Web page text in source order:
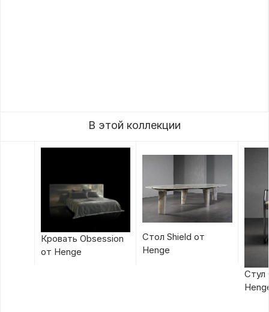
В этой коллекции
Кровать Obsession
от Henge
Стол Shield от
Henge
Стул